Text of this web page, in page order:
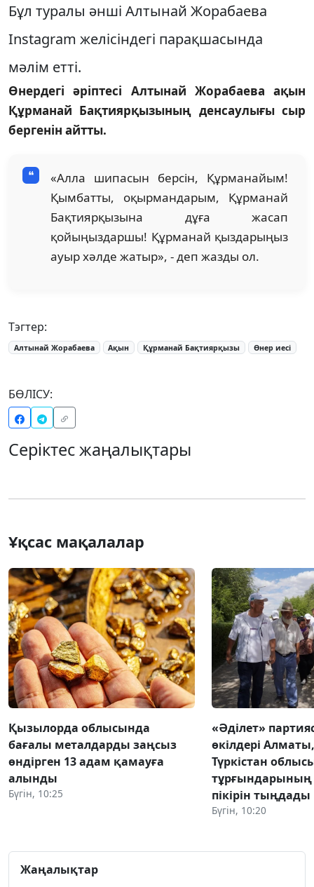
Бұл туралы әнші Алтынай Жорабаева
Instagram желісіндегі парақшасында
мәлім етті.
Өнердегі әріптесі Алтынай Жорабаева ақын
Құрманай Бақтиярқызының денсаулығы сыр
бергенін айтты.
«Алла шипасын берсін, Құрманайым!
Қымбатты, оқырмандарым, Құрманай
Бақтиярқызына дұға жасап
қойыңыздаршы! Құрманай қыздарыңыз
ауыр хәлде жатыр», - деп жазды ол.
Тэгтер:
Алтынай Жорабаева Ақын Құрманай Бақтиярқызы Өнер иесі
БӨЛІСУ:
Серіктес жаңалықтары
Ұқсас мақалалар
Қызылорда облысында
бағалы металдарды заңсыз
өндірген 13 адам қамауға
алынды
Бүгін, 10:25
«Әділет»
өкілдері
Түркістан
тұрғындарының
пікірін тыңдады
Бүгін, 10:20
Жаңалықтар